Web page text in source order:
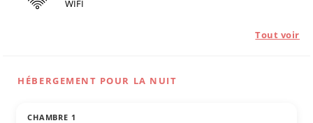
WIFI
Tout voir
HÉBERGEMENT POUR LA NUIT
CHAMBRE 1